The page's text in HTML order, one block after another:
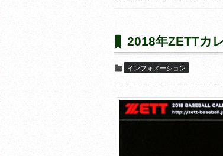
2018年ZETTカ
インフォメーション